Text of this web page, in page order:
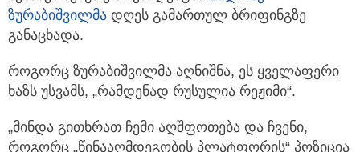
ზურაბიშვილმა დღეს გამართულ ბრიფინგზე
განაცხადა.
როგორც ზურაბიშვილმა აღნიშნა, ეს ყველაფერი
ხაზს უსვამს, „რამდენად რუსულია რეჟიმი“.
„მინდა გითხრათ ჩემი აღშფოთება და ჩვენი,
როგორც „წინააღმდეგობის პლატფორის“ პოზიცია